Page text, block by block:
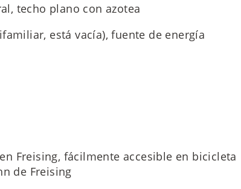
techo plano con azotea
está vacía), fuente de energía
Freising, fácilmente accesible en bicicleta
de Freising